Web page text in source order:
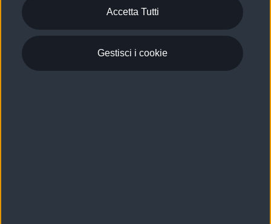
acquisto.
Accetta Tutti
Gestisci i cookie